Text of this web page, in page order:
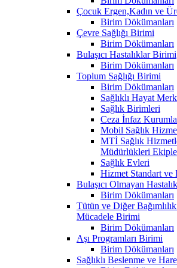
Çocuk Ergen,Kadın ve
Birim Dökümanları
Çevre Sağlığı Birimi
Birim Dökümanları
Bulaşıcı Hastalıklar Birimi
Birim Dökümanları
Toplum Sağlığı Birimi
Birim Dökümanları
Sağlıklı Hayat
Sağlık Birimleri
Ceza İnfaz
Mobil Sağlık
MTİ Sağlık
Müdürlükleri
Sağlık Evleri
Hizmet Standart ve
Bulaşıcı Olmayan
Birim Dökümanları
Tütün ve Diğer
Mücadele Birimi
Birim Dökümanları
Aşı Programları Birimi
Birim Dökümanları
Sağlıklı Beslenme ve